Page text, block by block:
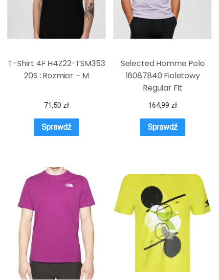
T-Shirt 4F H4Z22-TSM353
20S : Rozmiar – M
71,50 zł
Sprawdź
Selected Homme Polo
16087840 Fioletowy
Regular Fit
164,99 zł
Sprawdź